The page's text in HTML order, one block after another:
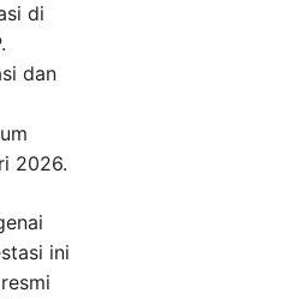
di
dan
2026.
ini